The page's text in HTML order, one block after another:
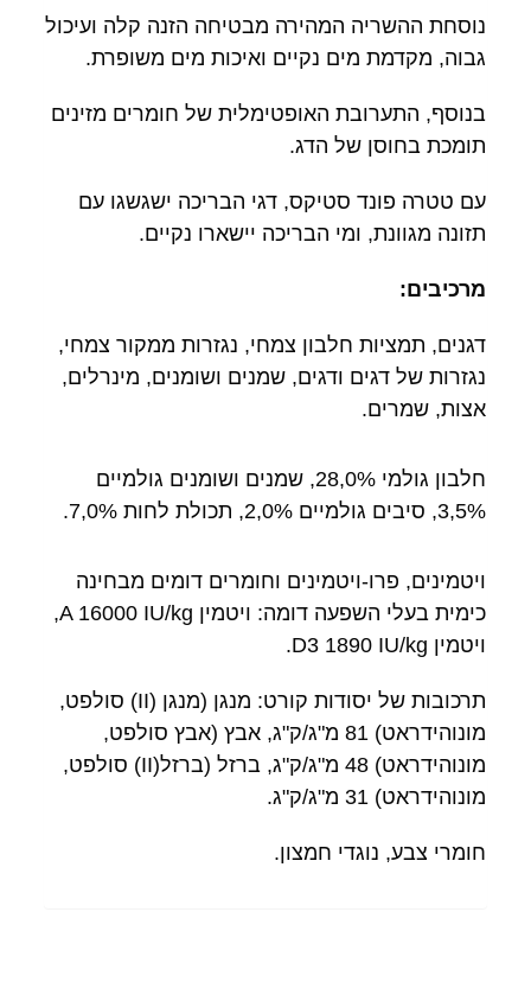
נוסחת ההשריה המהירה מבטיחה הזנה קלה ועיכול
גבוה, מקדמת מים נקיים ואיכות מים משופרת.
בנוסף, התערובת האופטימלית של חומרים מזינים
תומכת בחוסן של הדג.
עם טטרה פונד סטיקס, דגי הבריכה ישגשגו עם
תזונה מגוונת, ומי הבריכה יישארו נקיים.
מרכיבים:
דגנים, תמציות חלבון צמחי, נגזרות ממקור צמחי,
נגזרות של דגים ודגים, שמנים ושומנים, מינרלים,
אצות, שמרים.
חלבון גולמי 28,0%, שמנים ושומנים גולמיים
3,5%, סיבים גולמיים 2,0%, תכולת לחות 7,0%.
ויטמינים, פרו-ויטמינים וחומרים דומים מבחינה
כימית בעלי השפעה דומה: ויטמין A 16000 IU/kg,
ויטמין D3 1890 IU/kg.
תרכובות של יסודות קורט: מנגן (מנגן (II) סולפט,
מונוהידראט) 81 מ"ג/ק"ג, אבץ (אבץ סולפט,
מונוהידראט) 48 מ"ג/ק"ג, ברזל (ברזל(II) סולפט,
מונוהידראט) 31 מ"ג/ק"ג.
חומרי צבע, נוגדי חמצון.